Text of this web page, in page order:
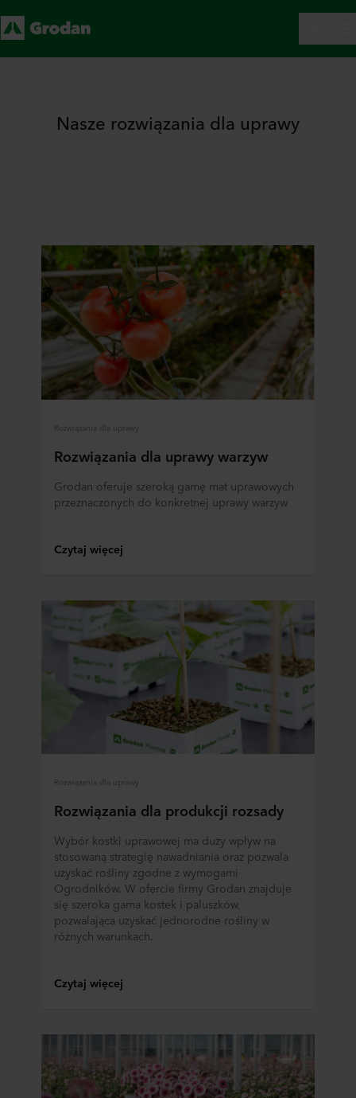
Nasze rozwiązania dla uprawy
Rozwiązania dla uprawy
Rozwiązania dla uprawy warzyw
Grodan oferuje szeroką gamę mat uprawowych
przeznaczonych do konkretnej uprawy warzyw
Czytaj więcej
Rozwiązania dla uprawy
Rozwiązania dla produkcji rozsady
Wybór kostki uprawowej ma duży wpływ na
stosowaną strategię nawadniania oraz pozwala
uzyskać rośliny zgodne z wymogami
Ogrodników. W ofercie firmy Grodan znajduje
się szeroka gama kostek i paluszków,
pozwalająca uzyskać jednorodne rośliny w
różnych warunkach.
Czytaj więcej